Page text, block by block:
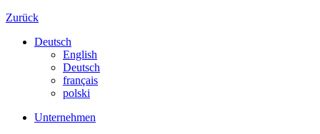
Zurück
Deutsch
English
Deutsch
français
polski
Unternehmen